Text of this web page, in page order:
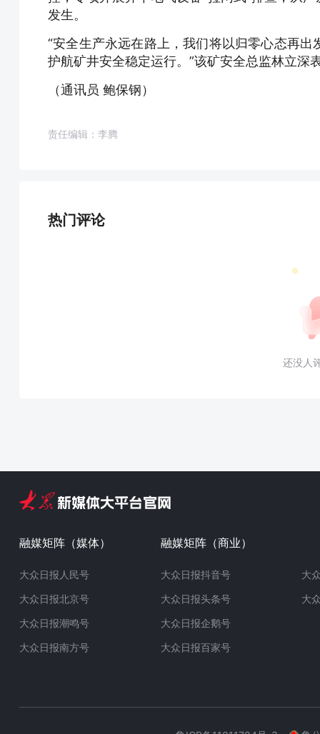
发生。
“安全生产永远在路上，我们将以归零心态再
护航矿井安全稳定运行。”该矿安全总监林立深
（通讯员 鲍保钢）
责任编辑：李腾
热门评论
还没人
融媒矩阵（媒体）
大众日报人民号
大众日报北京号
大众日报潮鸣号
大众日报南方号
融媒矩阵（商业）
大众日报抖音号
大众日报头条号
大众日报企鹅号
大众日报百家号
大
大